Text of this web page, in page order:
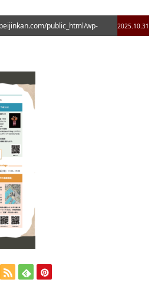
public_html/wp-
array key 0 in
public_html/wp-
single.php
property "name" on null in
public_html/wp-
single.php
2025.10.31